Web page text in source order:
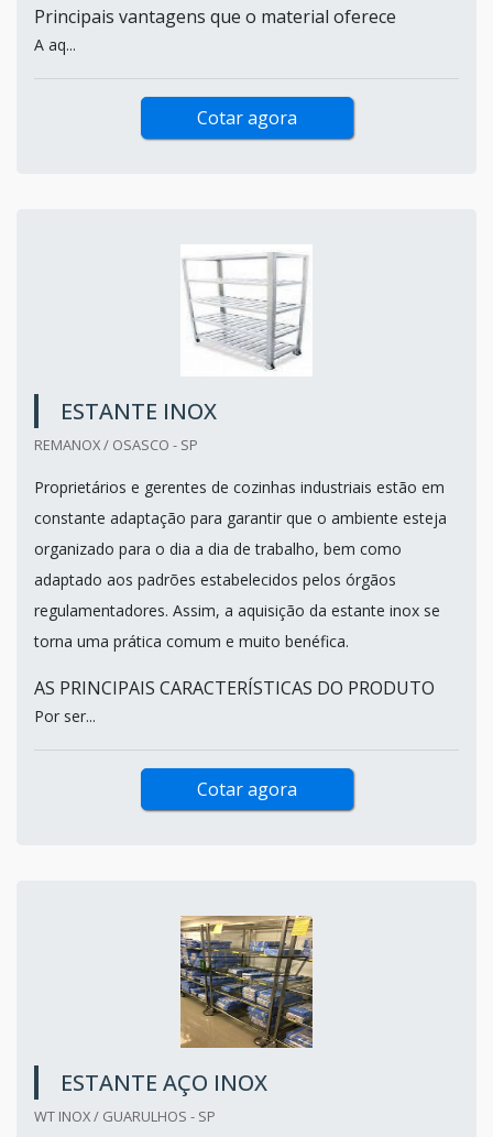
Principais vantagens que o material oferece
A aq...
Cotar agora
ESTANTE INOX
REMANOX / OSASCO - SP
Proprietários e gerentes de cozinhas industriais estão em
constante adaptação para garantir que o ambiente esteja
organizado para o dia a dia de trabalho, bem como
adaptado aos padrões estabelecidos pelos órgãos
regulamentadores. Assim, a aquisição da estante inox se
torna uma prática comum e muito benéfica.
AS PRINCIPAIS CARACTERÍSTICAS DO PRODUTO
Por ser...
Cotar agora
ESTANTE AÇO INOX
WT INOX / GUARULHOS - SP